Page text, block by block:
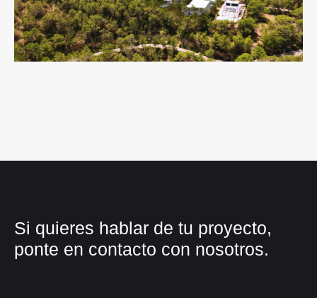
Si quieres hablar de tu proyecto,
ponte en contacto con nosotros.